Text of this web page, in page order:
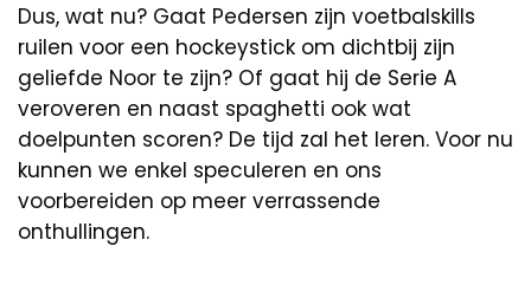
Dus, wat nu? Gaat Pedersen zijn voetbalskills
ruilen voor een hockeystick om dichtbij zijn
geliefde Noor te zijn? Of gaat hij de Serie A
veroveren en naast spaghetti ook wat
doelpunten scoren? De tijd zal het leren. Voor nu
kunnen we enkel speculeren en ons
voorbereiden op meer verrassende
onthullingen.